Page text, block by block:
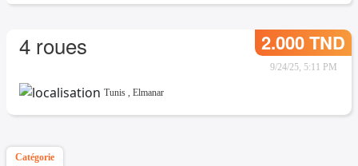
4 roues 2.000 TND
9/24/25, 5:11 PM
Tunis , Elmanar
Catégorie